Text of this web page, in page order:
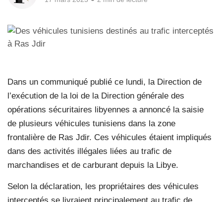
Dans un communiqué publié ce lundi, la Direction de
l’exécution de la loi de la Direction générale des
opérations sécuritaires libyennes a annoncé la saisie
de plusieurs véhicules tunisiens dans la zone
frontalière de Ras Jdir. Ces véhicules étaient impliqués
dans des activités illégales liées au trafic de
marchandises et de carburant depuis la Libye.
Selon la déclaration, les propriétaires des véhicules